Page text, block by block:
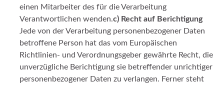
einen Mitarbeiter des für die Verarbeitung
Verantwortlichen wenden.c) Recht auf Berichtigung
Jede von der Verarbeitung personenbezogener Daten
betroffene Person hat das vom Europäischen
Richtlinien- und Verordnungsgeber gewährte Recht, die
unverzügliche Berichtigung sie betreffender unrichtiger
personenbezogener Daten zu verlangen. Ferner steht